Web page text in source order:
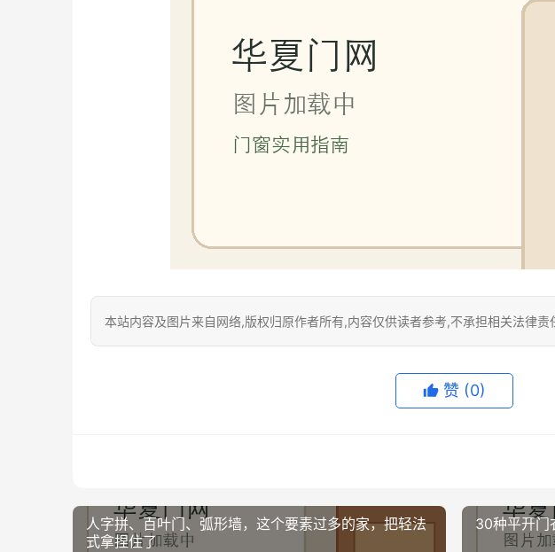
本站内容及图片来自网络,版权归原作者所有,内容仅供读者参考,不承担相关法律
赞 (0)
人字拼、百叶门、弧形墙，这个要素过多的家，把轻法
式拿捏住了
30种平开门